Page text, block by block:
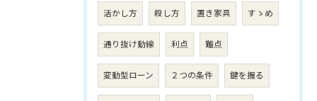
活かし方 殺し方 置き家具 すゝめ
通り抜け動線 利点 難点
変動型ローン ２つの条件 鍵を握る